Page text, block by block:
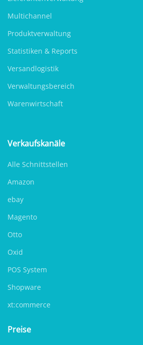
Multichannel
Produktverwaltung
Statistiken & Reports
Versandlogistik
Verwaltungsbereich
Warenwirtschaft
Verkaufskanäle
Alle Schnittstellen
Amazon
ebay
Magento
Otto
Oxid
POS System
Shopware
xt:commerce
Preise